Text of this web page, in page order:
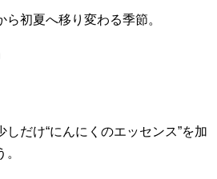
初夏へ移り変わる季節。
だけ“にんにくのエッセンス”を加